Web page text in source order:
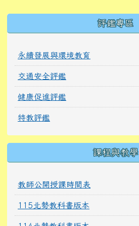
評鑑專區
永續發展與環境教育
交通安全評鑑
健康促進評鑑
特教評鑑
課程與教學
教師公開授課時間表
115北勢教科書版本